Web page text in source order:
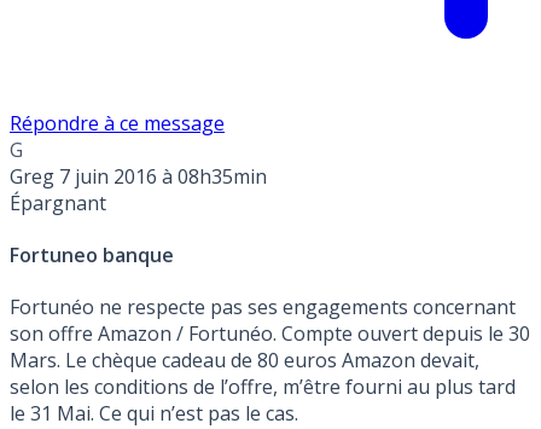
Répondre à ce message
G
Greg 7 juin 2016 à 08h35min
Épargnant
Fortuneo banque
Fortunéo ne respecte pas ses engagements concernant
son offre Amazon / Fortunéo. Compte ouvert depuis le 30
Mars. Le chèque cadeau de 80 euros Amazon devait,
selon les conditions de l’offre, m’être fourni au plus tard
le 31 Mai. Ce qui n’est pas le cas.